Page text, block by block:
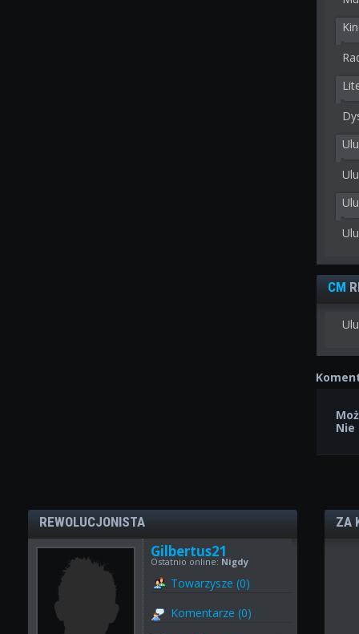
CM
REWOLUCJONISTA
Gilbertus21
Ostatnio online: Nigdy
Towarzysze (0)
Komentarze (0)
ZA